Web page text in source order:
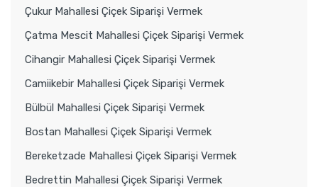
Çukur Mahallesi Çiçek Siparişi Vermek
Çatma Mescit Mahallesi Çiçek Siparişi Vermek
Cihangir Mahallesi Çiçek Siparişi Vermek
Camiikebir Mahallesi Çiçek Siparişi Vermek
Bülbül Mahallesi Çiçek Siparişi Vermek
Bostan Mahallesi Çiçek Siparişi Vermek
Bereketzade Mahallesi Çiçek Siparişi Vermek
Bedrettin Mahallesi Çiçek Siparişi Vermek